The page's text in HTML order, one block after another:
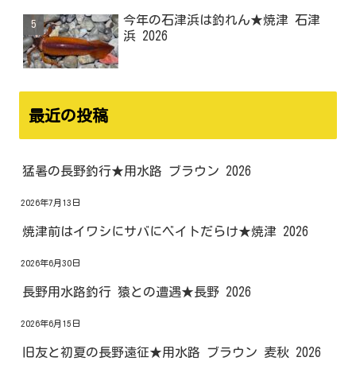
今年の石津浜は釣れん★焼津 石津
浜 2026
最近の投稿
猛暑の長野釣行★用水路 ブラウン 2026
2026年7月13日
焼津前はイワシにサバにベイトだらけ★焼津 2026
2026年6月30日
長野用水路釣行 猿との遭遇★長野 2026
2026年6月15日
旧友と初夏の長野遠征★用水路 ブラウン 麦秋 2026